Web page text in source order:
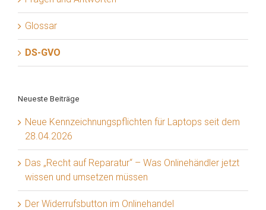
Glossar
DS-GVO
Neueste Beiträge
Neue Kennzeichnungspflichten für Laptops seit dem
28.04.2026
Das „Recht auf Reparatur“ – Was Onlinehändler jetzt
wissen und umsetzen müssen
Der Widerrufsbutton im Onlinehandel